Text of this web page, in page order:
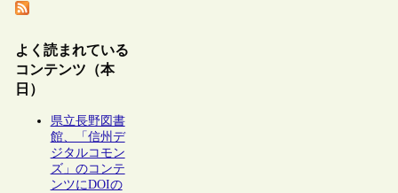
よく読まれている
コンテンツ（本
日）
県立長野図書
館、「信州デ
ジタルコモン
ズ」のコンテ
ンツにDOIの